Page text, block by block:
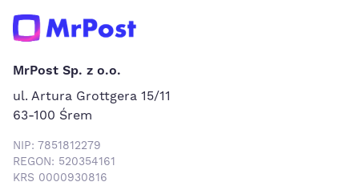
MrPost Sp. z o.o.
ul. Artura Grottgera 15/11
63-100 Śrem
NIP: 7851812279
REGON: 520354161
KRS 0000930816